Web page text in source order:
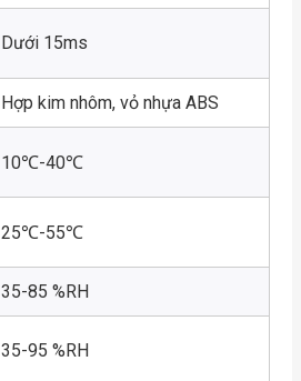
Dưới 15ms
Hợp kim nhôm, vỏ nhựa ABS
10℃-40℃
25℃-55℃
35-85 %RH
35-95 %RH